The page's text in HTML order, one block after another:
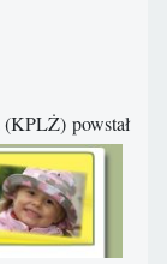
(KPLŻ) powstał